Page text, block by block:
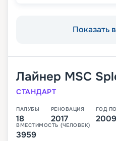
Показать
Лайнер MSC
СТАНДАРТ
ПАЛУБЫ
18
РЕНОВАЦИЯ
2017
ГОД
2009
ВМЕСТИМОСТЬ (ЧЕЛОВЕК)
3959